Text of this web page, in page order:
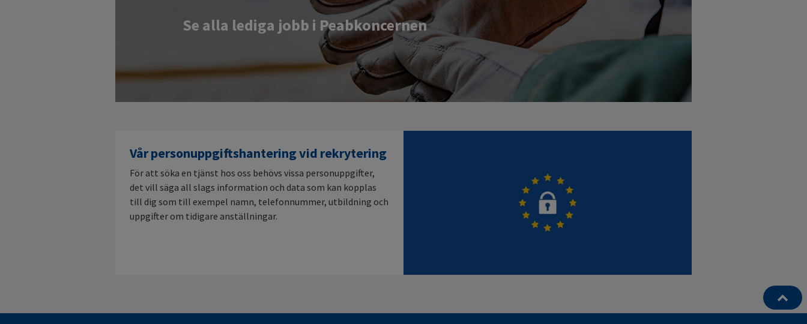
Se alla lediga jobb i Peabkoncernen
Vår personuppgiftshantering vid rekrytering
För att söka en tjänst hos oss behövs vissa personuppgifter,
det vill säga all slags information och data som kan kopplas
till dig som till exempel namn, telefonnummer, utbildning och
uppgifter om tidigare anställningar.